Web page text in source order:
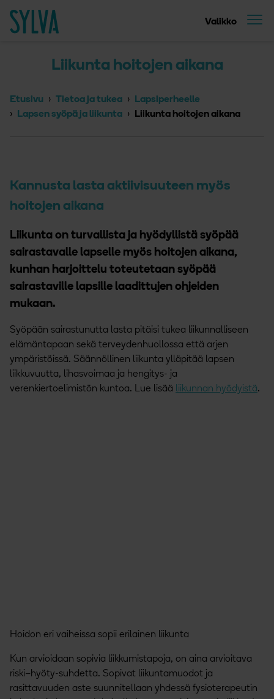
Valikko
Liikunta hoitojen aikana
Etusivu Tietoa ja tukea
Lapsiperheelle
Lapsen syöpä ja liikunta
Liikunta hoitojen aikana
Kannusta lasta aktiivisuuteen myös
hoitojen aikana
Liikunta on turvallista ja hyödyllistä syöpää
sairastavalle lapselle myös hoitojen aikana,
kunhan harjoittelu toteutetaan syöpää
sairastaville lapsille laadittujen ohjeiden
mukaan.
Syöpään sairastunutta lasta pitäisi tukea liikunnalliseen
elämäntapaan sekä terveydenhuollossa että arjen
ympäristöissä. Säännöllinen liikunta ylläpitää lapsen
liikkuvuutta, lihasvoimaa ja hengitys- ja
verenkiertoelimistön kuntoa. Lue lisää liikunnan hyödyistä.
Hoidon eri vaiheissa sopii erilainen liikunta
Kun arvioidaan sopivia liikkumistapoja, on aina arvioitava
riski–hyöty-suhdetta. Sopivat liikuntamuodot ja
rasittavuuden aste suunnitellaan yhdessä fysioterapeutin